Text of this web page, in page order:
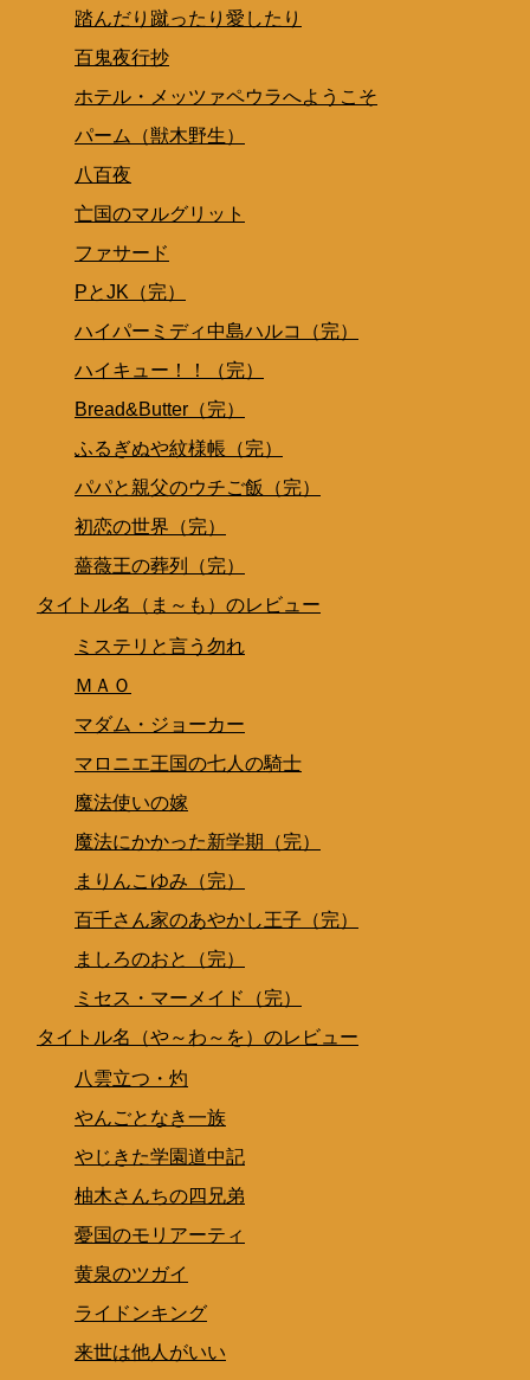
踏んだり蹴ったり愛したり
百鬼夜行抄
ホテル・メッツァペウラへようこそ
パーム（獣木野生）
八百夜
亡国のマルグリット
ファサード
PとJK（完）
ハイパーミディ中島ハルコ（完）
ハイキュー！！（完）
Bread&Butter（完）
ふるぎぬや紋様帳（完）
パパと親父のウチご飯（完）
初恋の世界（完）
薔薇王の葬列（完）
タイトル名（ま～も）のレビュー
ミステリと言う勿れ
ＭＡＯ
マダム・ジョーカー
マロニエ王国の七人の騎士
魔法使いの嫁
魔法にかかった新学期（完）
まりんこゆみ（完）
百千さん家のあやかし王子（完）
ましろのおと（完）
ミセス・マーメイド（完）
タイトル名（や～わ～を）のレビュー
八雲立つ・灼
やんごとなき一族
やじきた学園道中記
柚木さんちの四兄弟
憂国のモリアーティ
黄泉のツガイ
ライドンキング
来世は他人がいい